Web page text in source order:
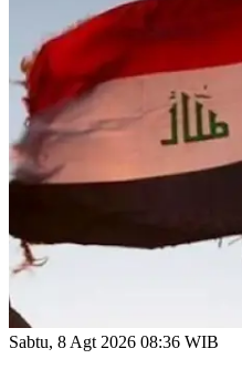
Sabtu, 8 Agt 2026 08:36 WIB